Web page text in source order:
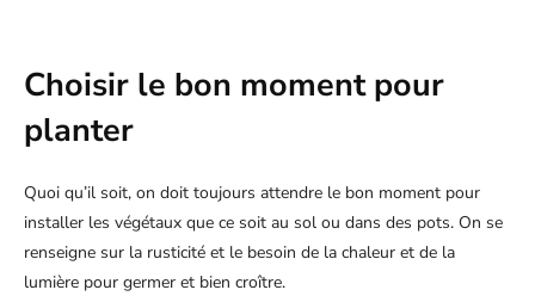
Choisir le bon moment pour
planter
Quoi qu’il soit, on doit toujours attendre le bon moment pour
installer les végétaux que ce soit au sol ou dans des pots. On se
renseigne sur la rusticité et le besoin de la chaleur et de la
lumière pour germer et bien croître.